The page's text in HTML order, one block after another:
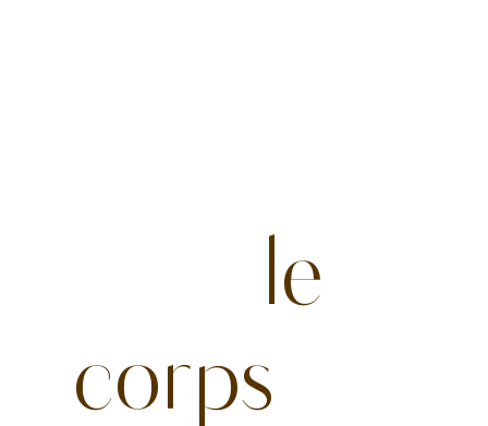
le
corps